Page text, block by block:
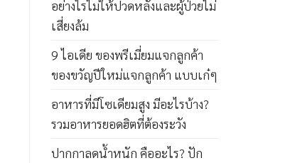
อย่างไรไม่ให้ปวดหลังและผู้ป่วยไม่
เสี่ยงล้ม
9 ไอเดีย ของพรีเมี่ยมแจกลูกค้า
ของขวัญปีใหม่แจกลูกค้า แบบเก๋ๆ
อาหารที่มีโซเดียมสูง มีอะไรบ้าง?
รวมอาหารยอดฮิตที่ต้องระวัง
ปากกาลดน้ำหนัก คืออะไร? ปัก